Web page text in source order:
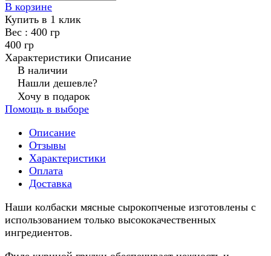
В корзине
Купить в 1 клик
Вес : 400 гр
400 гр
Характеристики Описание
В наличии
Нашли дешевле?
Хочу в подарок
Помощь в выборе
Описание
Отзывы
Характеристики
Оплата
Доставка
Наши колбаски мясные сырокопченые изготовлены с
использованием только высококачественных
ингредиентов.